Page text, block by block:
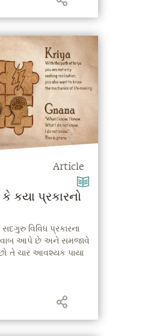
Article
કયા પ્રકારનો
વિવિધ પ્રકારના
જવાબ આપે છે અને સમજાવે
તે ચાર આવશ્યક પાયા